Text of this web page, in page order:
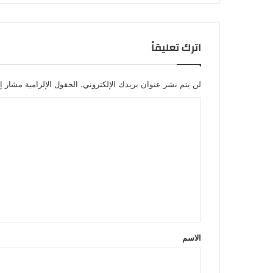
اترك تعليقاً
لن يتم نشر عنوان بريدك الإلكتروني. الحقول الإلزامية مشار
*
الاسم